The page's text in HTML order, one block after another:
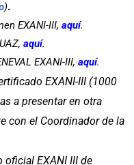
).
EXANI-III, aquí.
aquí.
EXANI-III, aquí.
EXANI-III (1000
a presentar en otra
con el Coordinador de la
EXANI III de